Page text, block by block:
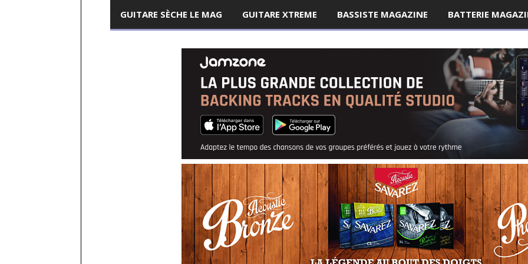
GUITARE SÈCHE LE MAG GUITARE XTREME BASSISTE MAGAZINE BATTERIE